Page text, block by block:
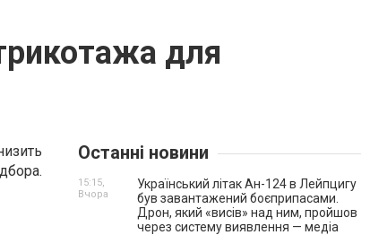
для
Останні новини
Український літак Ан-124 в Лейпцигу
був завантажений боєприпасами.
Дрон, який «висів» над ним, пройшов
через систему виявлення — медіа
15:15,
Вчора